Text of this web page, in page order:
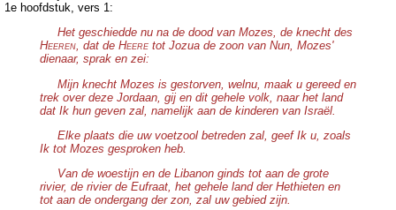
1e hoofdstuk, vers 1:
Het geschiedde nu na de dood van Mozes, de knecht des
HEEREN, dat de HEERE tot Jozua de zoon van Nun, Mozes'
dienaar, sprak en zei:
Mijn knecht Mozes is gestorven, welnu, maak u gereed en
trek over deze Jordaan, gij en dit gehele volk, naar het land
dat Ik hun geven zal, namelijk aan de kinderen van Israël.
Elke plaats die uw voetzool betreden zal, geef Ik u, zoals
Ik tot Mozes gesproken heb.
Van de woestijn en de Libanon ginds tot aan de grote
rivier, de rivier de Eufraat, het gehele land der Hethieten en
tot aan de ondergang der zon, zal uw gebied zijn.